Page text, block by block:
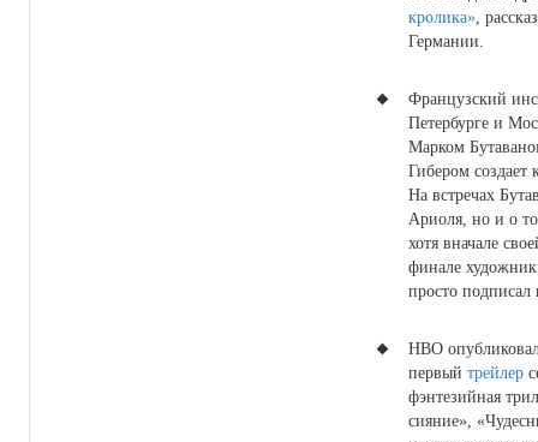
кролика»,
Германии.
Французский
Петербурге и
Марком
Гибером
На встречах
Ариоля, но и о
хотя вначале
финале
просто
HBO
первый трейлер
фэнтезийная
сияние»,